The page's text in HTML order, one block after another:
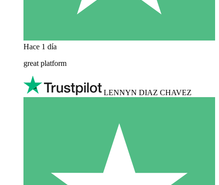
Hace 1 día
great platform
LENNYN DIAZ CHAVEZ